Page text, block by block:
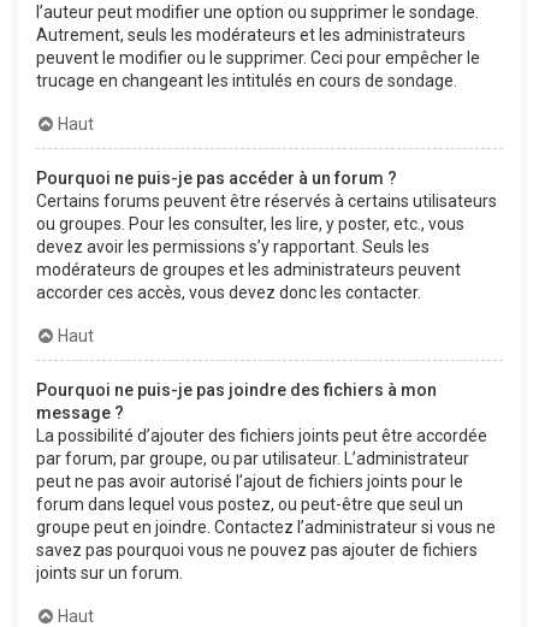
l’auteur peut modifier une option ou supprimer le sondage.
Autrement, seuls les modérateurs et les administrateurs
peuvent le modifier ou le supprimer. Ceci pour empêcher le
trucage en changeant les intitulés en cours de sondage.
Haut
Pourquoi ne puis-je pas accéder à un forum ?
Certains forums peuvent être réservés à certains utilisateurs
ou groupes. Pour les consulter, les lire, y poster, etc., vous
devez avoir les permissions s’y rapportant. Seuls les
modérateurs de groupes et les administrateurs peuvent
accorder ces accès, vous devez donc les contacter.
Haut
Pourquoi ne puis-je pas joindre des fichiers à mon
message ?
La possibilité d’ajouter des fichiers joints peut être accordée
par forum, par groupe, ou par utilisateur. L’administrateur
peut ne pas avoir autorisé l’ajout de fichiers joints pour le
forum dans lequel vous postez, ou peut-être que seul un
groupe peut en joindre. Contactez l’administrateur si vous ne
savez pas pourquoi vous ne pouvez pas ajouter de fichiers
joints sur un forum.
Haut